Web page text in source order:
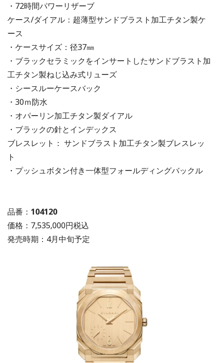
・72時間パワーリザーブ
ケース/ダイアル：超薄型サンドブラスト加工チタン製ケ
ース
・ケースサイズ：径37㎜
・ブラックセラミックをインサートしたサンドブラスト加
工チタン製ねじ込み式リューズ
・シースルーケースバック
・30ｍ防水
・オパーリン加工チタン製ダイアル
・ブラックの針とインデックス
ブレスレット： サンドブラスト加工チタン製ブレスレッ
ト
・プッシュボタン付き一体型フォールディングバックル
品番： 104120
価格：7,535,000円税込
発売時期：4月中旬予定